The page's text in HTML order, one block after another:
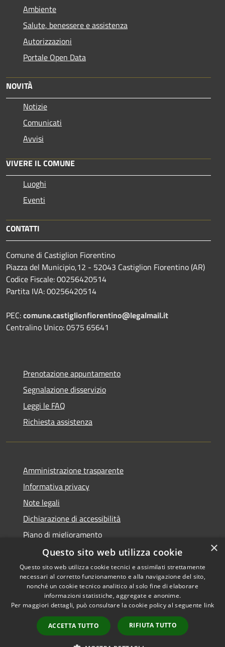
Ambiente
Salute, benessere e assistenza
Autorizzazioni
Portale Open Data
NOVITÀ
Notizie
Comunicati
Avvisi
VIVERE IL COMUNE
Luoghi
Eventi
CONTATTI
Comune di Castiglion Fiorentino
Piazza del Municipio,12 - 52043 Castiglion Fiorentino (AR)
Codice Fiscale: 00256420514
Partita IVA: 00256420514
PEC:comune.castiglionfiorentino@legalmail.it
Centralino Unico: 0575 65641
Prenotazione appuntamento
Segnalazione disservizio
Leggi le FAQ
Richiesta assistenza
Amministrazione trasparente
Informativa privacy
Note legali
Dichiarazione di accessibilità
Piano di miglioramento
Accessibilità
Privacy
Mappa del sito
Copyright © 2026 • Comune di
Castiglion Fiorentino •
Powered byMunicipium •
Accesso redazione
×
Questo sito web utilizza cookie
Questo sito web utilizza cookie tecnici e assimilati strettamente
necessari al corretto funzionamento e alla navigazione del sito,
nonché un cookie tecnico analitico al solo fine di elaborare
informazioni statistiche, aggregate e anonime.
Per maggiori dettagli, può consultare la cookie policy al seguente link
ACCETTA TUTTO RIFIUTA TUTTO